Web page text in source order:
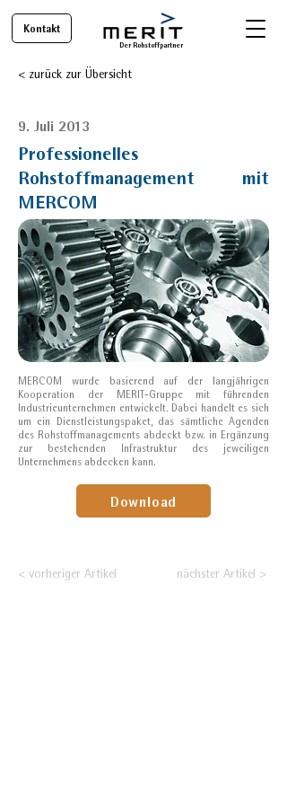
Kontakt
Der Rohstoffpartner
< zurück zur Übersicht
9. Juli 2013
Professionelles
Rohstoffmanagement mit
MERCOM
MERCOM wurde basierend auf der langjährigen
Kooperation der MERIT-Gruppe mit führenden
Industrieunternehmen entwickelt. Dabei handelt es sich
um ein Dienstleistungspaket, das sämtliche Agenden
des Rohstoffmanagements abdeckt bzw. in Ergänzung
zur bestehenden Infrastruktur des jeweiligen
Unternehmens abdecken kann.
Download
< vorheriger Artikel nächster Artikel >